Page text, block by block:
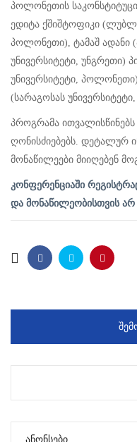
პოლონეთის
ედიტა ქშიშტოფიკი
პოლონეთი), ტამაშ ადანი
უნივერსიტეტი, უნგრეთი)
უნივერსიტეტი,
(სარაგოსას უნივერსიტეტი,
პროგრამა
ღონისძიებებს. დეტალურ
მონაწილეები მიიღებენ
კონფერენციაში
და მონაწილეობისთვის არ
Ანონსები